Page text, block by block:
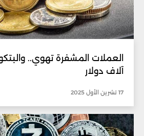
آلاف دولار
17 تشرين الأول 2025